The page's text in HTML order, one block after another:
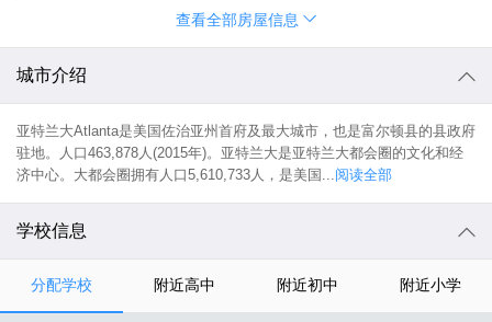
查看全部房屋信息
城市介绍
亚特兰大Atlanta是美国佐治亚州首府及最大城市，也是富尔顿县的县政府
驻地。人口463,878人(2015年)。亚特兰大是亚特兰大都会圈的文化和经
济中心。大都会圈拥有人口5,610,733人，是美国...阅读全部
学校信息
分配学校 附近高中 附近初中 附近小学